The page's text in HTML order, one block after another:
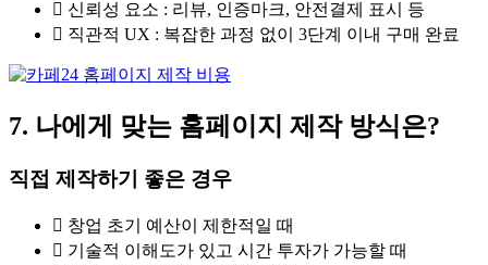
신뢰성 요소 : 리뷰, 인증마크, 안전결제 표시 등
직관적 UX : 복잡한 과정 없이 3단계 이내 구매 완료
7. 나에게 맞는 홈페이지 제작 방식은?
직접 제작하기 좋은 경우
창업 초기 예산이 제한적일 때
기술적 이해도가 있고 시간 투자가 가능할 때